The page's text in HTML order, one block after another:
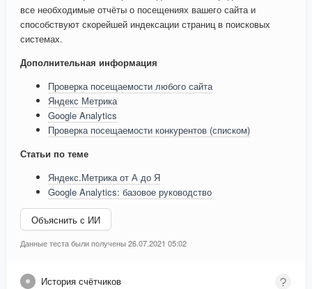
все необходимые отчёты о посещениях вашего сайта и
способствуют скорейшей индексации страниц в поисковых
системах.
Дополнительная информация
Проверка посещаемости любого сайта
Яндекс Метрика
Google Analytics
Проверка посещаемости конкурентов (списком)
Статьи по теме
Яндекс.Метрика от А до Я
Google Analytics: базовое руководство
Объяснить с ИИ
Данные теста были получены 26.07.2021 05:02
История счётчиков